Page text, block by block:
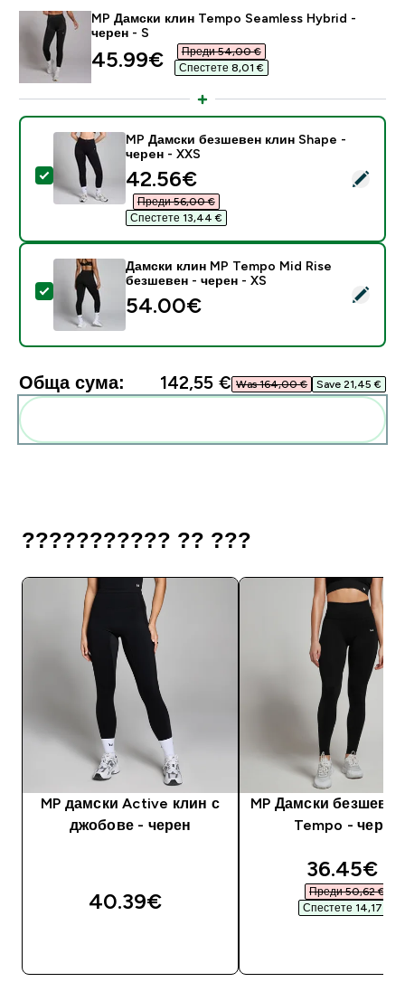
MP Дамски клин Tempo Seamless Hybrid -
черен - S
discounted price
45.99€‎
Преди 54,00 €‎
Спестете 8,01 €‎
Select this product - MP Дамски безшевен клин
MP Дамски безшевен клин Shape -
черeн - XXS
discounted price
42.56€‎
Преди 56,00 €‎
Спестете 13,44 €‎
Select this product - Дамски клин MP Tempo Mid
Дамски клин MP Tempo Mid Rise
безшевен - черен - XS
54.00€‎
Обща сума: 142,55 €‎ Was 164,00 €‎ Save 21,45 €‎
??????????? ?? ???
MP дамски Active клин с
джобове - черен
40.39€‎
MP Дамски
Tempo - черен
36.45€‎
Преди 50,62 €‎
Спестете 14,17 €‎